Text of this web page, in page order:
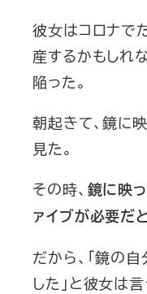
彼女はコロナで
産するかもしれ
陥った。
朝起きて、鏡に
見た。
その時、 鏡に映っ
ァイブが必要だ
だから、「鏡の
した」と彼女は言